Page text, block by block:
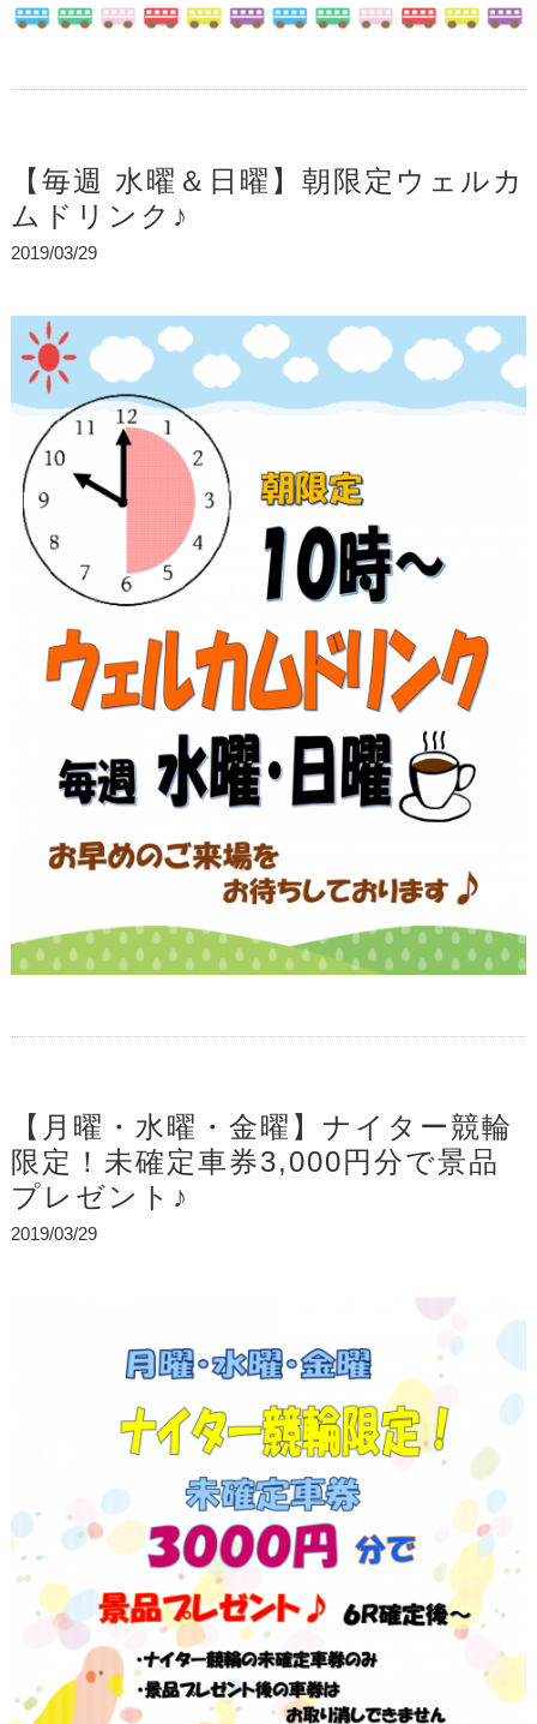
【毎週 水曜＆日曜】朝限定ウェルカ
ムドリンク♪
2019/03/29
【月曜・水曜・金曜】ナイター競輪
限定！未確定車券3,000円分で景品
プレゼント♪
2019/03/29